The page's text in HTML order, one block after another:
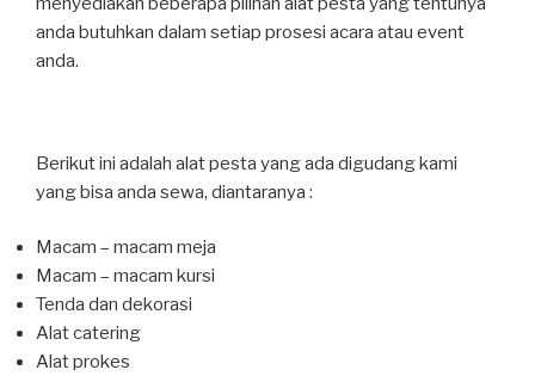
anda butuhkan dalam setiap prosesi acara atau event
anda.
Berikut ini adalah alat pesta yang ada digudang kami
yang bisa anda sewa, diantaranya :
Macam – macam meja
Macam – macam kursi
Tenda dan dekorasi
Alat catering
Alat prokes